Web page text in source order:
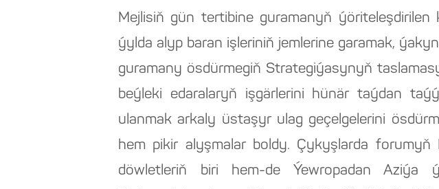
Mejlisiň gün tertibine guramanyň
ýylda alyp baran işleriniň jemlerine garamak,
guramany ösdürmegiň Strategiýasynyň
beýleki edaralaryň işgärlerini hünär taýdan
ulanmak arkaly üstaşyr ulag geçelgelerini
hem pikir alyşmalar boldy. Çykyşlarda
döwletleriň biri hem-de Ýewropadan Aziýa